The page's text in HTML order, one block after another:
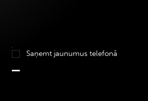
Saņemt jaunumus telefonā